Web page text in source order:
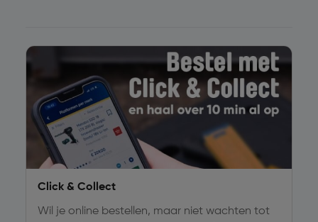
Click & Collect
Wil je online bestellen, maar niet wachten tot